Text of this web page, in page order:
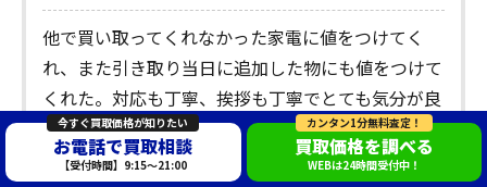
今すぐ買取価格が知りたい
お電話で買取相談
【受付時間】9:15～21:00
カンタン1分無料査定！
買取価格を調べる
WEBは24時間受付中！
他で買い取ってくれなかった家電に値をつけてく
れ、また引き取り当日に追加した物にも値をつけて
くれた。対応も丁寧、挨拶も丁寧でとても気分が良
かったです。
洗濯機